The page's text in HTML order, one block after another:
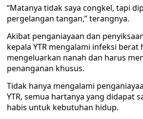
“Matanya tidak saya congkel, tapi
pergelangan tangan,” terangnya.
Akibat penganiayaan dan
kepala YTR mengalami infeksi berat
mengeluarkan nanah dan harus
penanganan khusus.
Tidak hanya mengalami
YTR, semua hartanya yang didapat
habis untuk kebutuhan hidup.